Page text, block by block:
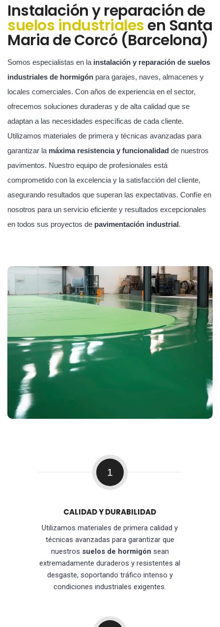
Instalación y reparación de
suelos industrialesen Santa
Maria de Corcó (Barcelona)
Somos especialistas en la instalación y reparación de suelos
industriales de hormigón para garajes, naves, almacenes y
locales comerciales. Con años de experiencia en el sector,
ofrecemos soluciones duraderas y de alta calidad que se
adaptan a las necesidades específicas de cada cliente.
Utilizamos materiales de primera y técnicas avanzadas para
garantizar la máxima resistencia y funcionalidad de nuestros
pavimentos. Nuestro equipo de profesionales está
comprometido con la excelencia y la satisfacción del cliente,
asegurando resultados que superan las expectativas. Confíe en
nosotros para un servicio eficiente y resultados excepcionales
en todos sus proyectos de pavimentación industrial.
1
CALIDAD Y DURABILIDAD
Utilizamos materiales de primera calidad y
técnicas avanzadas para garantizar que
nuestros suelos de hormigón sean
extremadamente duraderos y resistentes al
desgaste, soportando tráfico intenso y
condiciones industriales exigentes.